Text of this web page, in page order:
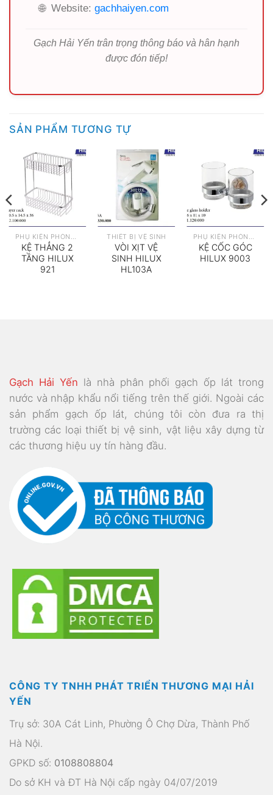
🌐 Website: gachhaiyen.com
Gạch Hải Yến trân trọng thông báo và hân hạnh
được đón tiếp!
SẢN PHẨM TƯƠNG TỰ
PHỤ KIỆN PHÒNG TẮM
KỆ THẲNG 2
TẦNG HILUX
921
THIẾT BỊ VỆ SINH
VÒI XỊT VỆ
SINH HILUX
HL103A
PHỤ KIỆN PHÒNG TẮM
KỆ CỐC GÓC
HILUX 9003
Gạch Hải Yến là nhà phân phối gạch ốp lát trong
nước và nhập khẩu nổi tiếng trên thế giới. Ngoài các
sản phẩm gạch ốp lát, chúng tôi còn đưa ra thị
trường các loại thiết bị vệ sinh, vật liệu xây dựng từ
các thương hiệu uy tín hàng đầu.
CÔNG TY TNHH PHÁT TRIỂN THƯƠNG MẠI HẢI
YẾN
Trụ sở: 30A Cát Linh, Phường Ô Chợ Dừa, Thành Phố
Hà Nội.
GPKD số: 0108808804
Do sở KH và ĐT Hà Nội cấp ngày 04/07/2019